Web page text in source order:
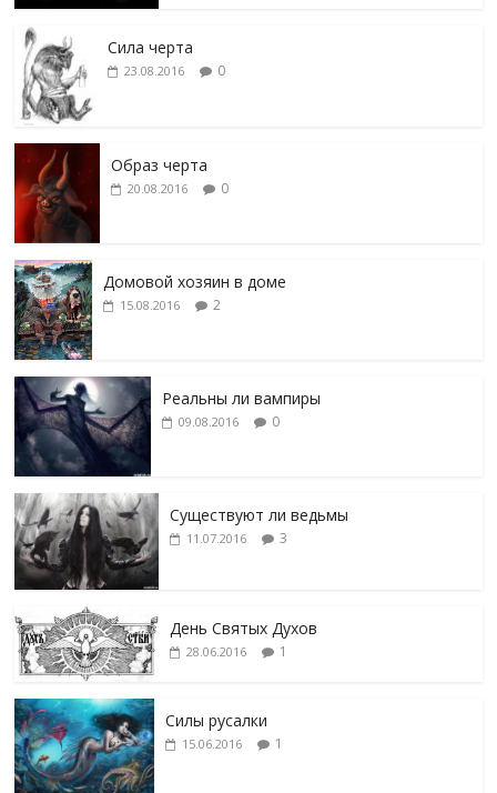
Сила черта
23.08.2016 0
Образ черта
20.08.2016 0
Домовой хозяин в доме
15.08.2016 2
Реальны ли вампиры
09.08.2016 0
Существуют ли ведьмы
11.07.2016 3
День Святых Духов
28.06.2016 1
Силы русалки
15.06.2016 1